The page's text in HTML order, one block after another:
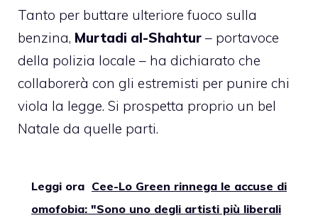
Tanto per buttare ulteriore fuoco sulla
benzina, Murtadi al-Shahtur – portavoce
della polizia locale – ha dichiarato che
collaborerà con gli estremisti per punire chi
viola la legge. Si prospetta proprio un bel
Natale da quelle parti.
Leggi ora Cee-Lo Green rinnega le accuse di
omofobia: "Sono uno degli artisti più liberali